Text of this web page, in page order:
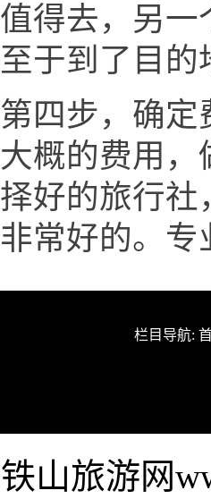
值得去，另一
至于到了目的
第四步，确
大概的费用，
择好的旅行社
非常好的。
栏目导航:
铁山旅游网